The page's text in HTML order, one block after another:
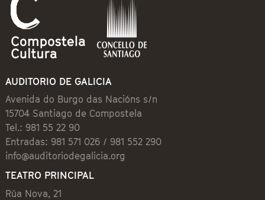
AUDITORIO DE GALICIA
Avenida do Burgo das Nacións s/n
15704 Santiago de Compostela
Tel.: 981 55 22 90
Entradas: 981 571 026 / 981 552 290
info@auditoriodegalicia.org
TEATRO PRINCIPAL
Rúa Nova, 21